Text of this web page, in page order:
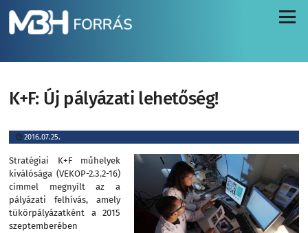
Menü
K+F: Új pályázati lehetőség!
2016.07.25.
Stratégiai K+F műhelyek
kiválósága (VEKOP-2.3.2-16)
címmel megnyílt az a
pályázati felhívás, amely
tükörpályázatként a 2015
szeptemberében